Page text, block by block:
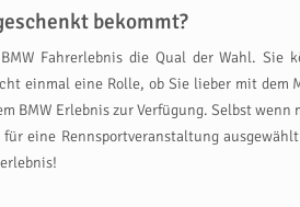
bekommt?
Fahrerlebnis die Qual der Wahl. Sie
einmal eine Rolle, ob Sie lieber mit dem
BMW Erlebnis zur Verfügung. Selbst
eine Rennsportveranstaltung